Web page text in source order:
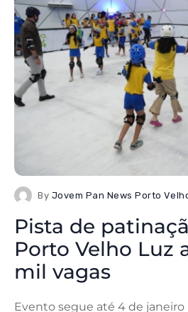
By Jovem Pan News Porto
Pista de
Porto Velho Luz
mil vagas
Evento segue até 4 de janeiro